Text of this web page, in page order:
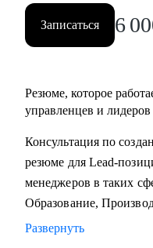
Как я работаю:
клиента,
бренд,
крупных компаний.
Записаться 6
Резюме, которое
управленцев и
Консультация по
резюме для Lead-
менеджеров в таких
Образование,
Развернуть